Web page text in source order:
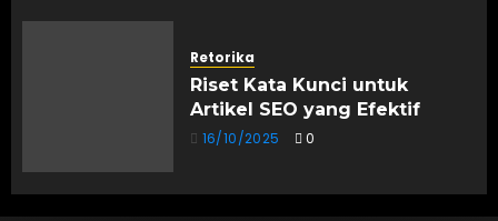
Retorika
Riset Kata Kunci untuk
Artikel SEO yang Efektif
16/10/2025 0